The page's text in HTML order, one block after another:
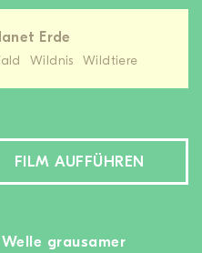
Erde
Wildnis Wildtiere
FILM AUFFÜHREN
grausamer